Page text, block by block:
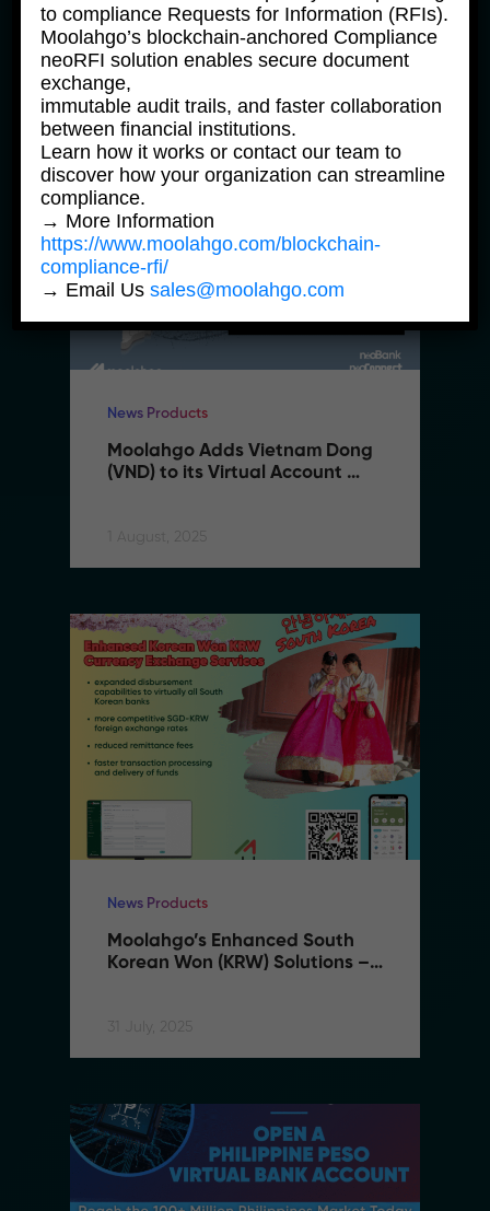
Services
18 November, 2025
News Products
Moolahgo Adds Vietnam Dong
(VND) to its Virtual Account
News Products
Moolahgo’s Enhanced South
Korean Won (KRW) Solutions –
31 July, 2025
to compliance Requests for Information (RFIs).
Moolahgo’s blockchain-anchored Compliance
neoRFI solution enables secure document
exchange,
immutable audit trails, and faster collaboration
between financial institutions.
Learn how it works or contact our team to
discover how your organization can streamline
compliance.
→ More Information
https://www.moolahgo.com/blockchain-
compliance-rfi/
→ Email Ussales@moolahgo.com